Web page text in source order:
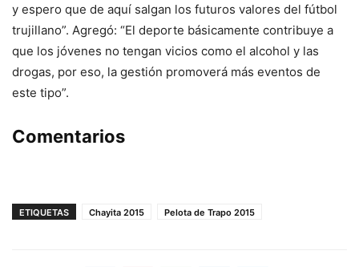
y espero que de aquí salgan los futuros valores del fútbol
trujillano”. Agregó: “El deporte básicamente contribuye a
que los jóvenes no tengan vicios como el alcohol y las
drogas, por eso, la gestión promoverá más eventos de
este tipo”.
Comentarios
ETIQUETAS Chayita 2015 Pelota de Trapo 2015